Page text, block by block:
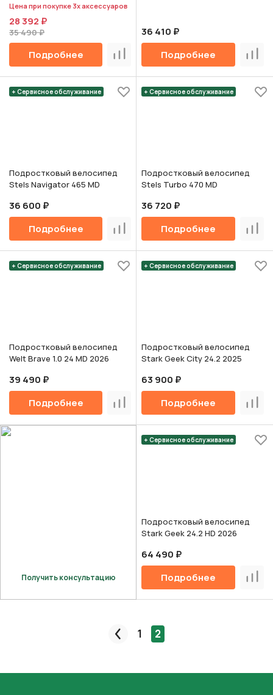
Цена при покупке 3х аксессуаров
28 392 ₽
35 490 ₽
Подробнее Сравнить
36 410 ₽
Подробнее
+ Сервисное обслуживание
Подростковый велосипед
Stels Navigator 465 MD
36 600 ₽
Подробнее
Сравнить
+ Сервисное обслуживание
Подростковый велосипед
Stels Turbo 470 MD
36 720 ₽
Подробнее
+ Сервисное обслуживание
Подростковый велосипед
Welt Brave 1.0 24 MD 2026
39 490 ₽
Подробнее
Сравнить
+ Сервисное обслуживание
Подростковый велосипед
Stark Geek City 24.2 2025
63 900 ₽
Подробнее
Получить консультацию
+ Сервисное обслуживание
Подростковый велосипед
Stark Geek 24.2 HD 2026
64 490 ₽
Подробнее
Пред.
1 2